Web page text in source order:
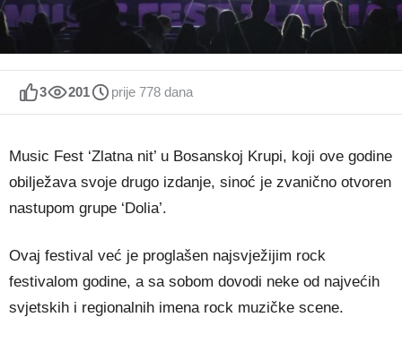
3 201 prije 778 dana
Music Fest ‘Zlatna nit’ u Bosanskoj Krupi, koji ove godine
obilježava svoje drugo izdanje, sinoć je zvanično otvoren
nastupom grupe ‘Dolia’.
Ovaj festival već je proglašen najsvježijim rock
festivalom godine, a sa sobom dovodi neke od najvećih
svjetskih i regionalnih imena rock muzičke scene.